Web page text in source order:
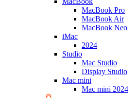
MacBook Pro
MacBook Air
MacBook Neo
iMac
2024
Studio
Mac Studio
Display Studio
Mac mini
Mac mini 2024